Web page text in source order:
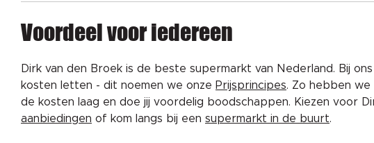
Voordeel voor iedereen
Dirk van den Broek is de beste supermarkt van Nederland. Bij
kosten letten - dit noemen we onze Prijsprincipes. Zo hebben
de kosten laag en doe jij voordelig boodschappen. Kiezen voor
aanbiedingen of kom langs bij een supermarkt in de buurt.